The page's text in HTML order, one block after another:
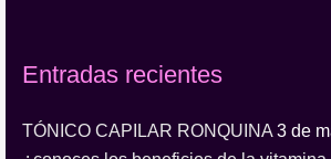
Entradas recientes
TÓNICO CAPILAR RONQUINA 3 de